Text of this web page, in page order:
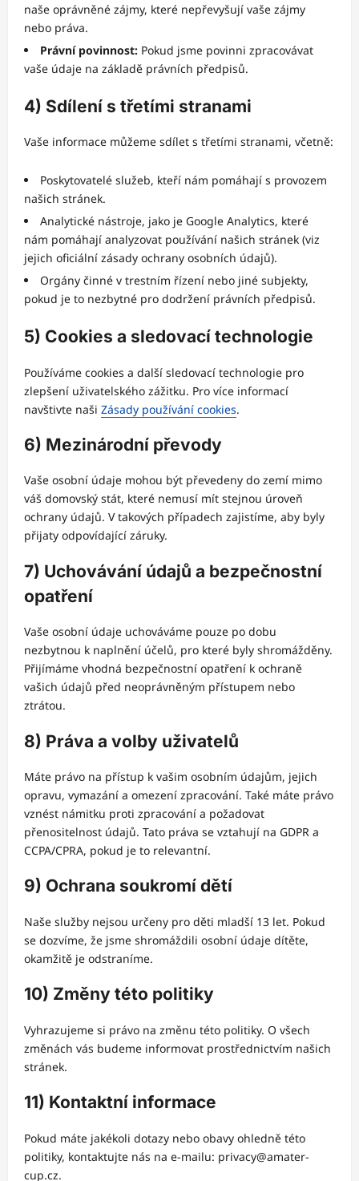
naše oprávněné zájmy, které nepřevyšují vaše zájmy
nebo práva.
Právní povinnost: Pokud jsme povinni zpracovávat
vaše údaje na základě právních předpisů.
4) Sdílení s třetími stranami
Vaše informace můžeme sdílet s třetími stranami, včetně:
Poskytovatelé služeb, kteří nám pomáhají s provozem
našich stránek.
Analytické nástroje, jako je Google Analytics, které
nám pomáhají analyzovat používání našich stránek (viz
jejich oficiální zásady ochrany osobních údajů).
Orgány činné v trestním řízení nebo jiné subjekty,
pokud je to nezbytné pro dodržení právních předpisů.
5) Cookies a sledovací technologie
Používáme cookies a další sledovací technologie pro
zlepšení uživatelského zážitku. Pro více informací
navštivte naši Zásady používání cookies.
6) Mezinárodní převody
Vaše osobní údaje mohou být převedeny do zemí mimo
váš domovský stát, které nemusí mít stejnou úroveň
ochrany údajů. V takových případech zajistíme, aby byly
přijaty odpovídající záruky.
7) Uchovávání údajů a bezpečnostní
opatření
Vaše osobní údaje uchováváme pouze po dobu
nezbytnou k naplnění účelů, pro které byly shromážděny.
Přijímáme vhodná bezpečnostní opatření k ochraně
vašich údajů před neoprávněným přístupem nebo
ztrátou.
8) Práva a volby uživatelů
Máte právo na přístup k vašim osobním údajům, jejich
opravu, vymazání a omezení zpracování. Také máte právo
vznést námitku proti zpracování a požadovat
přenositelnost údajů. Tato práva se vztahují na GDPR a
CCPA/CPRA, pokud je to relevantní.
9) Ochrana soukromí dětí
Naše služby nejsou určeny pro děti mladší 13 let. Pokud
se dozvíme, že jsme shromáždili osobní údaje dítěte,
okamžitě je odstraníme.
10) Změny této politiky
Vyhrazujeme si právo na změnu této politiky. O všech
změnách vás budeme informovat prostřednictvím našich
stránek.
11) Kontaktní informace
Pokud máte jakékoli dotazy nebo obavy ohledně této
politiky, kontaktujte nás na e-mailu: privacy@amater-
cup.cz.